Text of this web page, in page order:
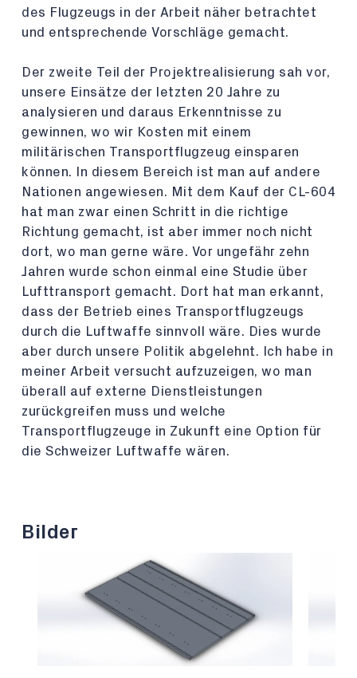
des Flugzeugs in der Arbeit näher betrachtet
und entsprechende Vorschläge gemacht.
Der zweite Teil der Projektrealisierung sah vor,
unsere Einsätze der letzten 20 Jahre zu
analysieren und daraus Erkenntnisse zu
gewinnen, wo wir Kosten mit einem
militärischen Transportflugzeug einsparen
können. In diesem Bereich ist man auf andere
Nationen angewiesen. Mit dem Kauf der CL-604
hat man zwar einen Schritt in die richtige
Richtung gemacht, ist aber immer noch nicht
dort, wo man gerne wäre. Vor ungefähr zehn
Jahren wurde schon einmal eine Studie über
Lufttransport gemacht. Dort hat man erkannt,
dass der Betrieb eines Transportflugzeugs
durch die Luftwaffe sinnvoll wäre. Dies wurde
aber durch unsere Politik abgelehnt. Ich habe in
meiner Arbeit versucht aufzuzeigen, wo man
überall auf externe Dienstleistungen
zurückgreifen muss und welche
Transportflugzeuge in Zukunft eine Option für
die Schweizer Luftwaffe wären.
Bilder